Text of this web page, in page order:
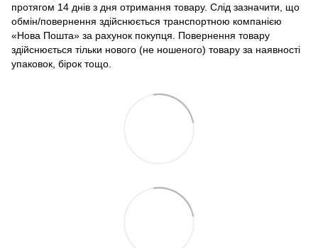
протягом 14 днів з дня отримання товару. Слід зазначити, що
обмін/повернення здійснюється транспортною компанією
«Нова Пошта» за рахунок покупця. Повернення товару
здійснюється тільки нового (не ношеного) товару за наявності
упаковок, бірок тощо.